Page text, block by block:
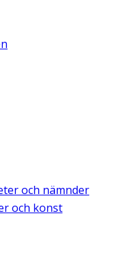
och nämnder
och konst